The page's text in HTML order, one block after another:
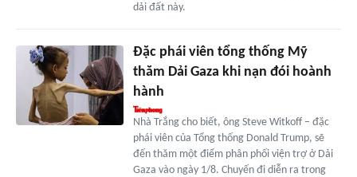
dải đất này.
Đặc phái viên tổng thống Mỹ
thăm Dải Gaza khi nạn đói hoành
hành
Nhà Trắng cho biết, ông Steve Witkoff – đặc
phái viên của Tổng thống Donald Trump, sẽ
đến thăm một điểm phân phối viện trợ ở Dải
Gaza vào ngày 1/8. Chuyến đi diễn ra trong